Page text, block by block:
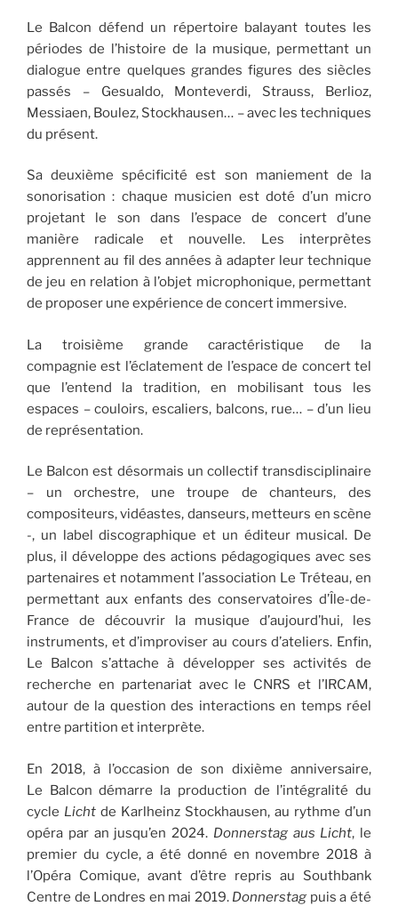
Le Balcon défend un répertoire balayant toutes les
périodes de l’histoire de la musique, permettant un
dialogue entre quelques grandes figures des siècles
passés – Gesualdo, Monteverdi, Strauss, Berlioz,
Messiaen, Boulez, Stockhausen… – avec les techniques
du présent.
Sa deuxième spécificité est son maniement de la
sonorisation : chaque musicien est doté d’un micro
projetant le son dans l’espace de concert d’une
manière radicale et nouvelle. Les interprètes
apprennent au fil des années à adapter leur technique
de jeu en relation à l’objet microphonique, permettant
de proposer une expérience de concert immersive.
La troisième grande caractéristique de la
compagnie est l’éclatement de l’espace de concert tel
que l’entend la tradition, en mobilisant tous les
espaces – couloirs, escaliers, balcons, rue… – d’un lieu
de représentation.
Le Balcon est désormais un collectif transdisciplinaire
– un orchestre, une troupe de chanteurs, des
compositeurs, vidéastes, danseurs, metteurs en scène
-, un label discographique et un éditeur musical. De
plus, il développe des actions pédagogiques avec ses
partenaires et notamment l’association Le Tréteau, en
permettant aux enfants des conservatoires d’Île-de-
France de découvrir la musique d’aujourd’hui, les
instruments, et d’improviser au cours d’ateliers. Enfin,
Le Balcon s’attache à développer ses activités de
recherche en partenariat avec le CNRS et l’IRCAM,
autour de la question des interactions en temps réel
entre partition et interprète.
En 2018, à l’occasion de son dixième anniversaire,
Le Balcon démarre la production de l’intégralité du
cycle Licht de Karlheinz Stockhausen, au rythme d’un
opéra par an jusqu’en 2024. Donnerstag aus Licht, le
premier du cycle, a été donné en novembre 2018 à
l’Opéra Comique, avant d’être repris au Southbank
Centre de Londres en mai 2019. Donnerstag puis a été